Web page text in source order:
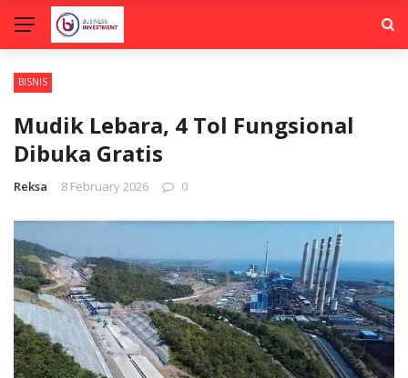
BISNIS
Mudik Lebara, 4 Tol Fungsional
Dibuka Gratis
Reksa 8 February 2026 0